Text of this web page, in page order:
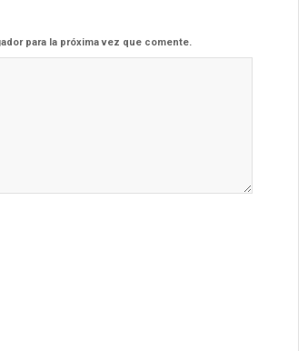
para la próxima vez que comente.